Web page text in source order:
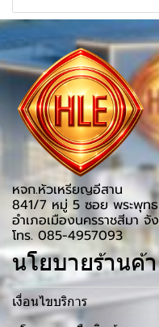
หจก.หัวเหรียญอีสาน
841/7 หมู่ 5 ซอย พระพุทธ
อำเภอเมืองนครราชสีมา
โทร. 085-4957093
นโยบายร้านค้า
เงื่อนไขบริการ